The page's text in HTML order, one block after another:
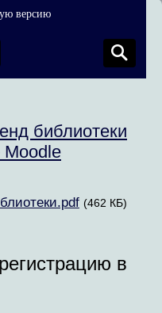
версию
библиотеки
(462 КБ)
в